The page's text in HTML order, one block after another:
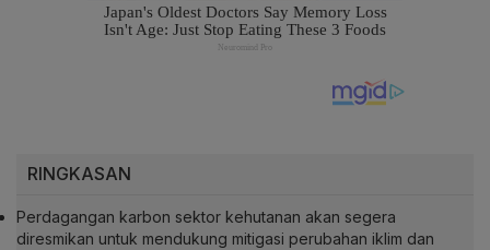
RINGKASAN
Perdagangan karbon sektor kehutanan akan segera
diresmikan untuk mendukung mitigasi perubahan iklim dan